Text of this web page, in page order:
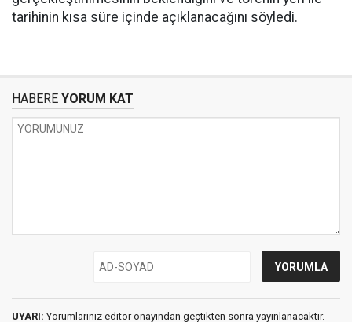
tarihinin kısa süre içinde açıklanacağını söyledi.
HABERE YORUM KAT
UYARI: Yorumlarınız editör onayından geçtikten sonra yayınlanacaktır.